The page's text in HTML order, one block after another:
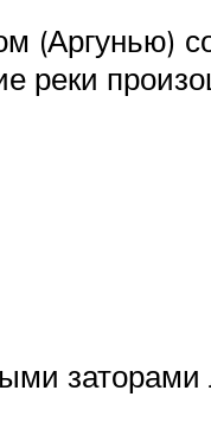
(Аргунью)
реки
заторами